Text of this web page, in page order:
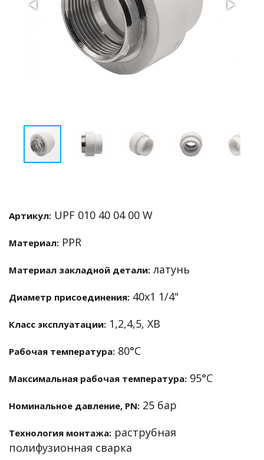
Артикул: UPF 010 40 04 00 W
Материал: PPR
Материал закладной детали: латунь
Диаметр присоединения: 40х1 1/4"
Класс эксплуатации: 1,2,4,5, ХВ
Рабочая температура: 80°С
Максимальная рабочая температура: 95°С
Номинальное давление, PN: 25 бар
Технология монтажа: раструбная
полифузионная сварка